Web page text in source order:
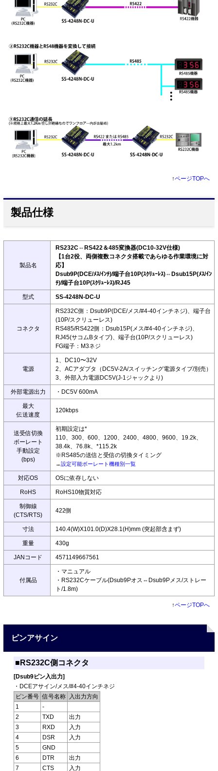
↑ページTOPへ
製品仕様
製品名
RS232C⇔RS422＆485変換器(DC10-32V仕様)
【1台2役、両側複数コネクタ搭載であらゆる作業環境に対
応】
Dsub9P(DCE/ﾒｽ/ｲﾝﾁ)/端子台10P(ｽｸﾘｭｰﾚｽ)⇔Dsub15P(ﾒｽ/ｲﾝ
ﾁ)/端子台10P(ｽｸﾘｭｰﾚｽ)/RJ45
型式 SS-4248N-DC-U
コネクタ
RS232C側：Dsub9P(DCE/メス/#4-40インチネジ)、端子台
(10P/スクリューレス)
RS485/RS422側：Dsub15P(メス/#4-40インチネジ)、
RJ45(サコムBタイプ)、端子台(10P/スクリューレス)
FG端子：M3ネジ
電源
1、DC10〜32V
2、ACアダプタ（DC5V-2A/スイッチング電源タイプ/別売）
3、外部入力電源DC5V(J-1ジャックより)
外部電源出力 ・DC5V 600mA
最大
伝送速度
120kbps
送受信切換
ボーレート
手動設定
(bps)
初期設定は*
110、300、600、1200、2400、4800、9600、19.2k、
38.4k、76.8k、*115.2k
※RS485の送信と受信の切換タイミング
→設定可能ボーレート機種別一覧
対応OS OSに依存しない
RoHS RoHS10物質対応
制御線
(CTS/RTS)
422側
寸法 140.4(W)X101.0(D)X28.1(H)mm (突起部含まず)
重量 430g
JANコード 4571149667561
付属品
・マニュアル
・RS232Cケーブル(Dsub9Pオス⇔Dsub9Pメス/ストレー
ト/1.8m)
↑ページTOPへ
ピンアサイン
■RS232C側コネクタ
[Dsub9ピン入出力]
・DCEアサイン/メス/#4-40インチネジ
ピン番号 信号名称
入出力方向
1
-
2
TXD
出力
3
RXD
入力
4
DSR
入力
5
GND
6
DTR
出力
7
CTS
入力